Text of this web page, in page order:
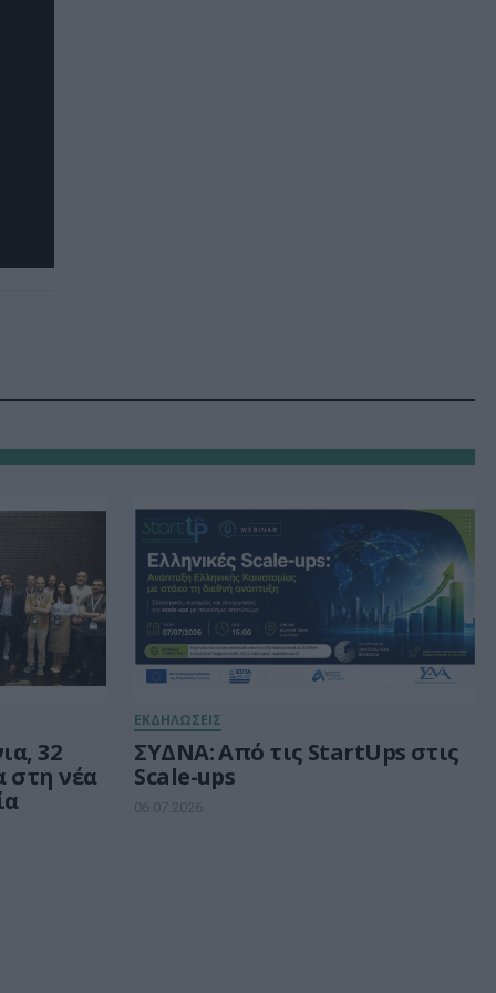
32
στη νέα
ΕΚΔΗΛΩΣΕΙΣ
ΣΥΔΝΑ: Από τις StartUps στις
Scale-ups
06.07.2026